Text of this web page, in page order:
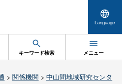
Language
キーワード検索 メニュー
> 関係機関> 中山間地域研究センタ